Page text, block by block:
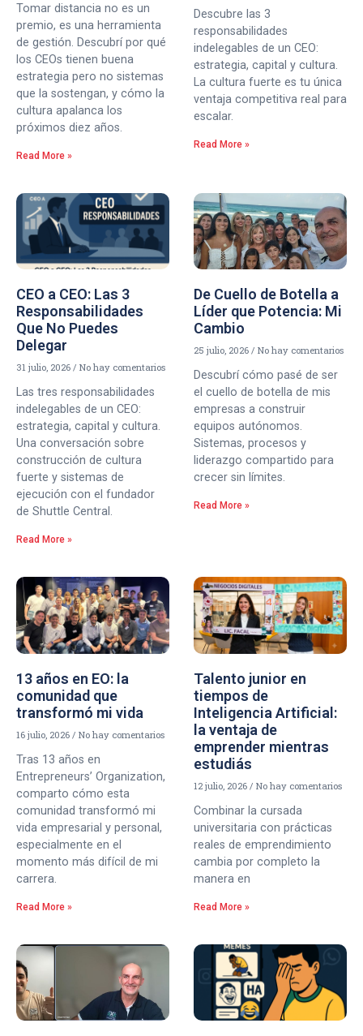
Tomar distancia no es un
premio, es una herramienta
de gestión. Descubrí por qué
los CEOs tienen buena
estrategia pero no sistemas
que la sostengan, y cómo la
cultura apalanca los
próximos diez años.
Read More »
Descubre las 3
responsabilidades
indelegables de un CEO:
estrategia, capital y cultura.
La cultura fuerte es tu única
ventaja competitiva real para
escalar.
Read More »
CEO a CEO: Las 3
Responsabilidades
Que No Puedes
Delegar
31 julio, 2026 No hay comentarios
Las tres responsabilidades
indelegables de un CEO:
estrategia, capital y cultura.
Una conversación sobre
construcción de cultura
fuerte y sistemas de
ejecución con el fundador
de Shuttle Central.
Read More »
De Cuello de Botella a
Líder que Potencia: Mi
Cambio
25 julio, 2026 No hay comentarios
Descubrí cómo pasé de ser
el cuello de botella de mis
empresas a construir
equipos autónomos.
Sistemas, procesos y
liderazgo compartido para
crecer sin límites.
Read More »
13 años en EO: la
comunidad que
transformó mi vida
16 julio, 2026 No hay comentarios
Tras 13 años en
Entrepreneurs’ Organization,
comparto cómo esta
comunidad transformó mi
vida empresarial y personal,
especialmente en el
momento más difícil de mi
carrera.
Read More »
Talento junior en
tiempos de
Inteligencia Artificial:
la ventaja de
emprender mientras
estudiás
12 julio, 2026 No hay comentarios
Combinar la cursada
universitaria con prácticas
reales de emprendimiento
cambia por completo la
manera en
Read More »